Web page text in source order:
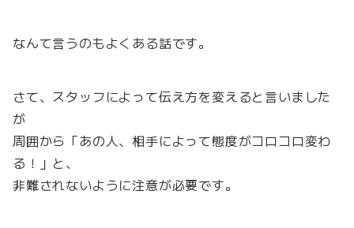
なんて言うのもよくある話です。
さて、スタッフによって伝え方を変えると言いました
が
周囲から「あの人、相手によって態度がコロコロ変わ
る！」と、
非難されないように注意が必要です。